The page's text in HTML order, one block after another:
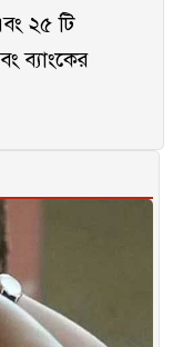
২৫ টি
ব্যাংকের